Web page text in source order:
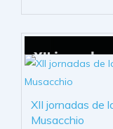
XII jornadas de
Musacchio